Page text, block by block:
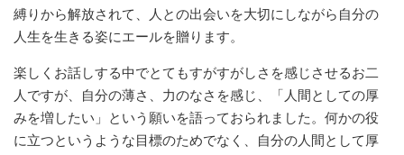
縛りから解放されて、人との出会いを大切にしながら自分の
人生を生きる姿にエールを贈ります。
楽しくお話しする中でとてもすがすがしさを感じさせるお二
人ですが、自分の薄さ、力のなさを感じ、「人間としての厚
みを増したい」という願いを語っておられました。何かの役
に立つというような目標のためでなく、自分の人間として厚